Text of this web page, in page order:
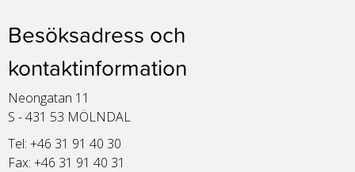
Besöksadress och
kontaktinformation
Neongatan 11
S - 431 53 MÖLNDAL
Tel: +46 31 91 40 30
Fax: +46 31 91 40 31